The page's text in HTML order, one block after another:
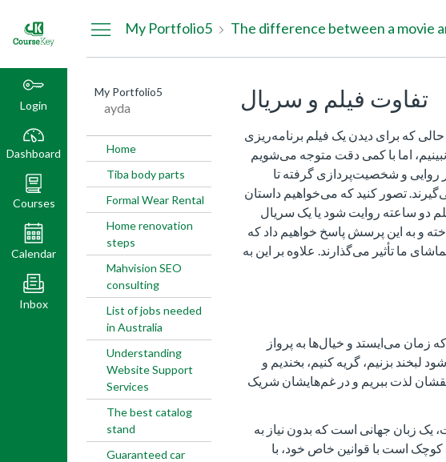
Login
Dashboard
Courses
Calendar
Inbox
My Portfolio5 The difference between a movie
My Portfolio5
ayda
Home
Tiba body parts
Formal Wear Rental
Home renovation
steps
Mahvision SEO
consulting
List of jobs needed
in Australia
Understanding
Website Support
Services
The best catalog
stand
Guaranteed car
تفاوت فیلم و سریال
که برای دیدن یک فیلم برنامه‌ریزی
اما با کمی دقت متوجه می‌شویم
روایی و شخصیت‌پردازی گرفته تا
تصور کنید که می‌خواهیم داستان
دو ساعته روایت شود یا یک سریال
و به این پرسش پاسخ خواهیم داد که
ما تأثیر می‌گذارند. علاوه بر این به
زمان می‌ایستد و خیال‌ها به پرواز
لبخند بزنیم، گریه کنیم، بخندیم و
لذت ببریم و در غم‌هایشان شریک
یک زبان جهانی است که بدون نیاز به
است با قوانین خاص خود، با